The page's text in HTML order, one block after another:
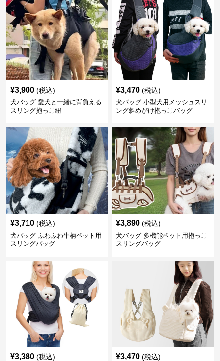
¥3,900 (税込)
犬バッグ 愛犬と一緒に背負える
スリング抱っこ紐
¥3,470 (税込)
犬バッグ 小型犬用メッシュスリ
ング斜めがけ抱っこバッグ
¥3,710 (税込)
犬バッグ ふわふわ牛柄ペット用
スリングバッグ
¥3,890 (税込)
犬バッグ 多機能ペット用抱っこ
スリングバッグ
¥3,380 (税込) ¥3,470 (税込)